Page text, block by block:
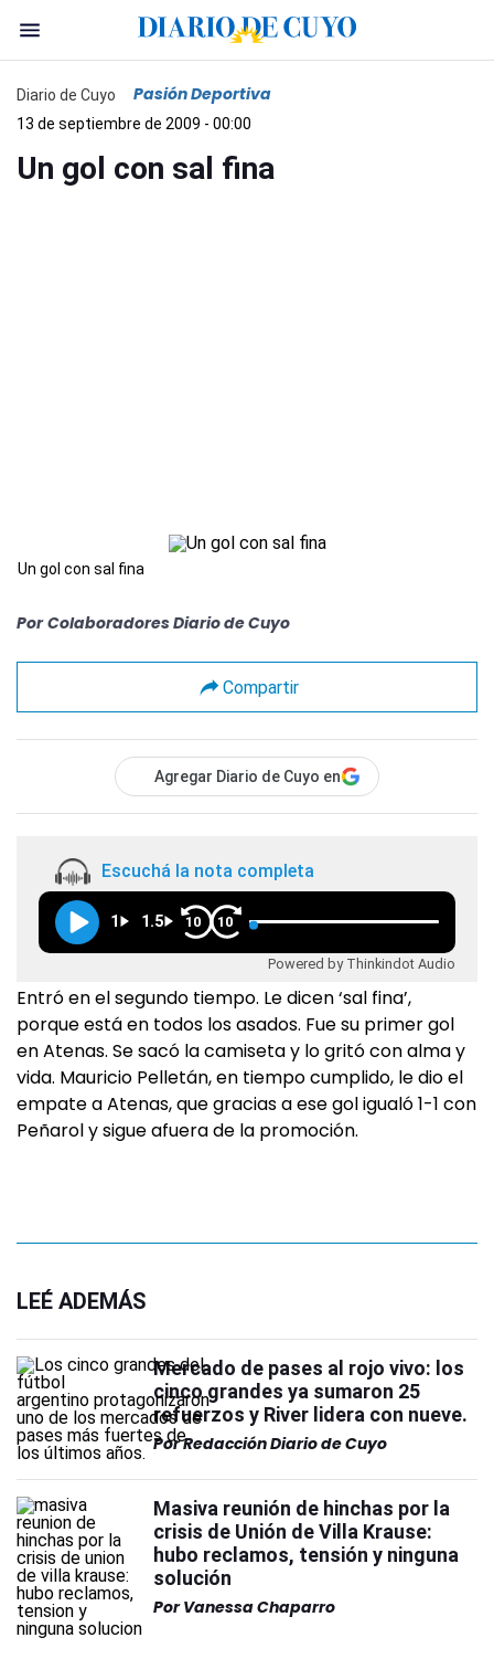
Diario de Cuyo Pasión Deportiva
13 de septiembre de 2009 - 00:00
Un gol con sal fina
Un gol con sal fina
Por Colaboradores Diario de Cuyo
Compartir
Agregar Diario de Cuyo en
Escuchá la nota completa
1 1.5 10 10
Powered by Thinkindot Audio
Entró en el segundo tiempo. Le dicen ‘sal fina’,
porque está en todos los asados. Fue su primer gol
en Atenas. Se sacó la camiseta y lo gritó con alma y
vida. Mauricio Pelletán, en tiempo cumplido, le dio el
empate a Atenas, que gracias a ese gol igualó 1-1 con
Peñarol y sigue afuera de la promoción.
LEÉ ADEMÁS
Mercado de pases al rojo vivo: los
cinco grandes ya sumaron 25
refuerzos y River lidera con nueve.
PorRedacción Diario de Cuyo
Masiva reunión de hinchas por la
crisis de Unión de Villa Krause:
hubo reclamos, tensión y ninguna
solución
Por Vanessa Chaparro